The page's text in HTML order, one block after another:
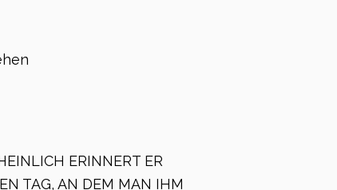
ERINNERT ER
TAG, AN DEM MAN IHM